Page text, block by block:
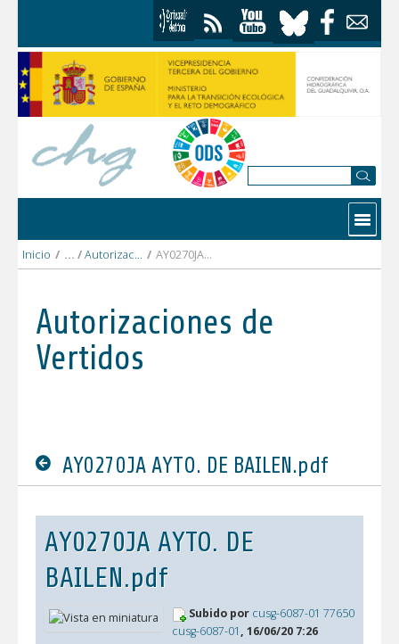
Contactar
Inicio / Autorizaciones Vertidos / AY0270JA AYTO. DE BAILEN.pdf
Autorizaciones de
Vertidos
AY0270JA AYTO. DE BAILEN.pdf
AY0270JA AYTO. DE
BAILEN.pdf
Subido por cusg-6087-01 77650
cusg-6087-01 , 16/06/20 7:26